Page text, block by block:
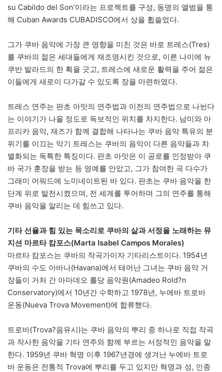
su Cabildo del Son’이라는 프로젝트를 구성, 동명의 앨범을 통
해 Cuban Awards CUBADISCO에서 상을 휩쓸었다.
그가 쿠바 음악에 가장 큰 영향을 미친 것은 바로 트레스(Tres)
를 쿠바의 젊은 세대들에게 재조명시킨 것으로, 이른 나이에 뉴
쿠반 발라드의 한 획을 긋고, 트레스에 새로운 활력을 주어 젊은
이들에게 새로이 다가갈 수 있도록 장을 마련하였다.
트레스 연주는 판초 아맛의 연주법과 이전의 연주법으로 나뉜다
는 이야기가 나올 정도로 독보적인 위치를 차지한다. 남미와 아
프리카 음악, 재즈가 함께 결합해 나타나는 쿠바 음악 특유의 분
위기를 이끄는 악기 트레스는 쿠바의 음악이 다른 음악들과 차
별화되는 독특한 특징이다. 판초 아맛은 이 공로를 인정받아 쿠
바 국가 훈장을 받는 등 영예를 안았고, 그가 참여한 곡 다수가
그래미 어워드에 노미네이트된 바 있다. 판초는 쿠바 음악을 한
단계 위로 발전시켰으며, 전 세계를 투어하며 그의 연주를 통해
쿠바 음악을 알리는 데 힘쓰고 있다.
기타 선율과 힘 있는 목소리로 쿠바의 삶과 서정을 노래하는 뮤
지션 마르타 캄포스(Marta Isabel Campos Morales)
마르타 캄포스는 쿠바의 작곡가이자 기타리스트이다. 1954년
쿠바의 수도 아바나(Havana)에서 태어난 그녀는 쿠바 음악 거
장들이 거처 간 아마데오 롤당 음악원(Amadeo Rold?n
Conservatory)에서 10년간 수학하고 1978년, 누에바 트로바
운동(Nueva Trova Movement)에 합류했다.
트로바(Trova?음유시)는 쿠바 음악의 뿌리 중 하나로 직접 작곡
과 작사한 음악을 기타 연주와 함께 부르는 서정적인 음악을 말
한다. 1959년 쿠바 혁명 이후 1967년경에 생겨난 누에바 트로
바 운동은 전통적 Trova에 뿌리를 두고 있지만 혁명과 성, 인종